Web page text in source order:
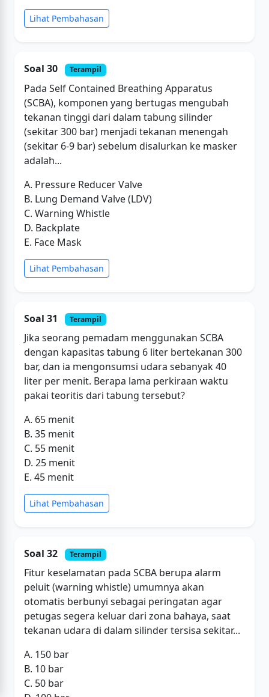
Lihat Pembahasan
Soal 30 Terampil
Pada Self Contained Breathing Apparatus
(SCBA), komponen yang bertugas mengubah
tekanan tinggi dari dalam tabung silinder
(sekitar 300 bar) menjadi tekanan menengah
(sekitar 6-9 bar) sebelum disalurkan ke masker
adalah...
A. Pressure Reducer Valve
B. Lung Demand Valve (LDV)
C. Warning Whistle
D. Backplate
E. Face Mask
Lihat Pembahasan
Soal 31 Terampil
Jika seorang pemadam menggunakan SCBA
dengan kapasitas tabung 6 liter bertekanan 300
bar, dan ia mengonsumsi udara sebanyak 40
liter per menit. Berapa lama perkiraan waktu
pakai teoritis dari tabung tersebut?
A. 65 menit
B. 35 menit
C. 55 menit
D. 25 menit
E. 45 menit
Lihat Pembahasan
Soal 32 Terampil
Fitur keselamatan pada SCBA berupa alarm
peluit (warning whistle) umumnya akan
otomatis berbunyi sebagai peringatan agar
petugas segera keluar dari zona bahaya, saat
tekanan udara di dalam silinder tersisa sekitar...
A. 150 bar
B. 10 bar
C. 50 bar